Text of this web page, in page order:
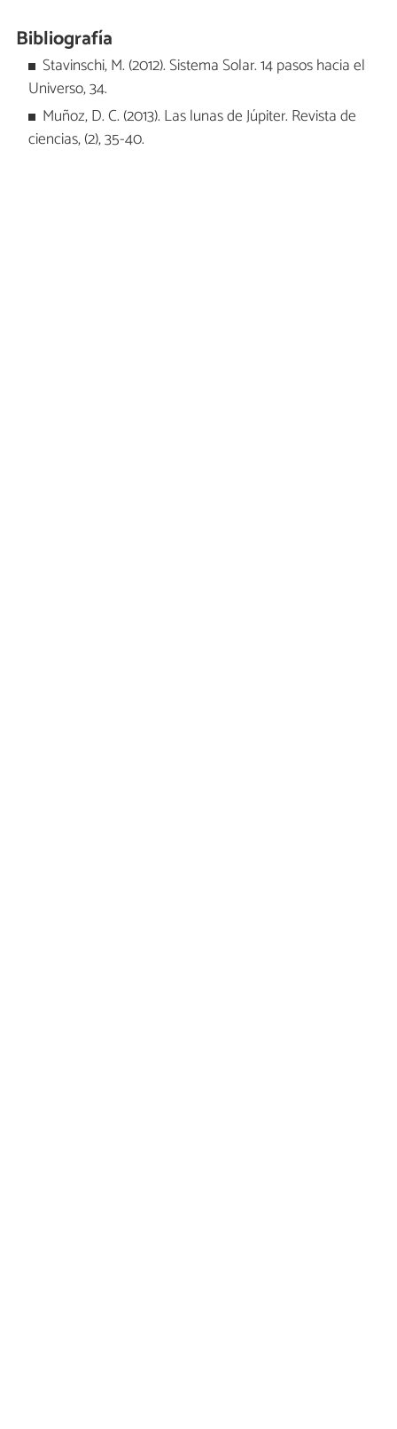
Bibliografía
Stavinschi, M. (2012). Sistema Solar. 14 pasos hacia el
Universo, 34.
Muñoz, D. C. (2013). Las lunas de Júpiter. Revista de
ciencias, (2), 35-40.